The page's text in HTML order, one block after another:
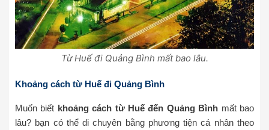
Từ Huế đi Quảng Bình mất bao lâu.
Khoảng cách từ Huế đi Quảng Bình
Muốn biết khoảng cách từ Huế đến Quảng Bình mất bao
lâu? bạn có thể di chuyên bằng phương tiện cá nhân theo